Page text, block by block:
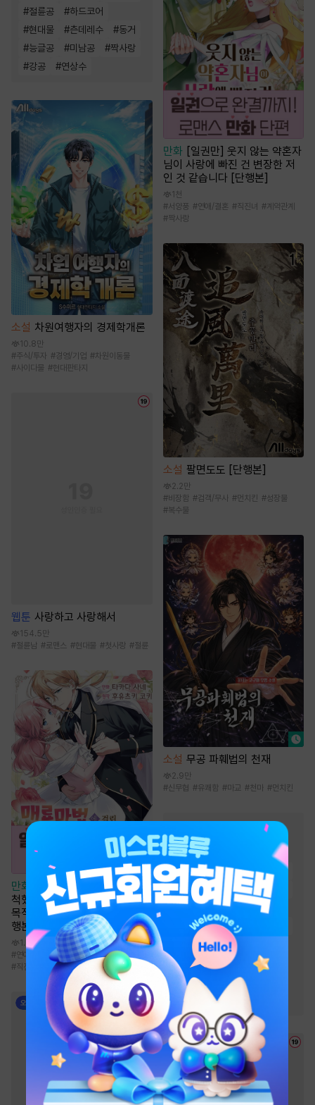
#절륜공 #하드코어
#현대물 #츤데레수 #동거
#능글공 #미남공 #짝사랑
#강공 #연상수
소설 차원여행자의 경제학개론
10.8만
#주식/투자 #경영/기업 #차원이동물
#사이다물 #현대판타지
웹툰 사랑하고 사랑해서
154.5만
#절륜남 #로맨스 #현대물 #첫사랑 #절륜
만화
[일권만] 매료 마법에 걸린
척했더니 냉담했던 약혼자가 맹
목적인 사랑꾼이 되었습니다 [단
행본]
1.3천
#연애/결혼 #까칠남 #로맨스 #초능력
#직진녀
만화 [일권만] 웃지 않는 약혼자
님이 사랑에 빠진 건 변장한 저
인 것 같습니다 [단행본]
1천
#서양풍 #연애/결혼 #직진녀 #계약관계
#짝사랑
소설 팔면도도 [단행본]
2.2만
#비장함 #검객/무사 #먼치킨 #성장물
#복수물
소설 무공 파훼법의 천재
2.9만
#신무협 #유쾌함 #마교 #천마 #먼치킨
BL 소설
인기 키워드
#미인공 #다정수 #연하공
# 능글공 집착공 #일상물
#첫사랑 #강공 #절륜공
미인수 #순진수
달달물 #능욕공
# 오해/착각 #사랑꾼공
#다정공
3인칭시점
순정공 #단정수